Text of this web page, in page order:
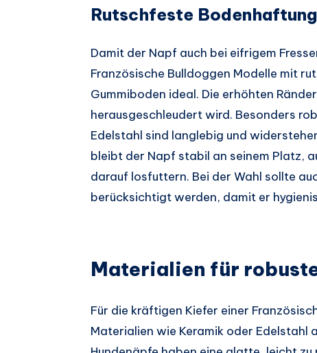
Rutschfeste
Damit der Napf auch bei eifrigem
Französische Bulldoggen Modelle mit
Gummiboden ideal. Die erhöhten
herausgeschleudert wird. Besonders
Edelstahl sind langlebig und
bleibt der Napf stabil an seinem Platz,
darauf losfuttern. Bei der Wahl sollte
berücksichtigt werden, damit er
Materialien für
Für die kräftigen Kiefer einer
Materialien wie Keramik oder Edelstahl